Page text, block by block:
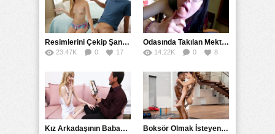
Resimlerini Çekip Şantaj Etmekle Suçladı Tehditle Sikini Vakumlattı
23.47K 0 17
Odasında Takılan Mektepli Baldızıyla Delirmece Yaşayan Enişte
14.22K 0 8
Kız Arkadaşının Babasının Yapay Vajina Hayalini Gerçekleştirdi Boksör Olmak İsteyen Kız Zenci Antrenörünün İdmanına Çıktı